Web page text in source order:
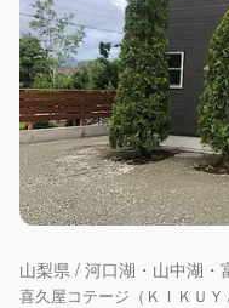
山梨県 / 河口湖・山中湖・
喜久屋コテージ（ＫＩＫＵＹ